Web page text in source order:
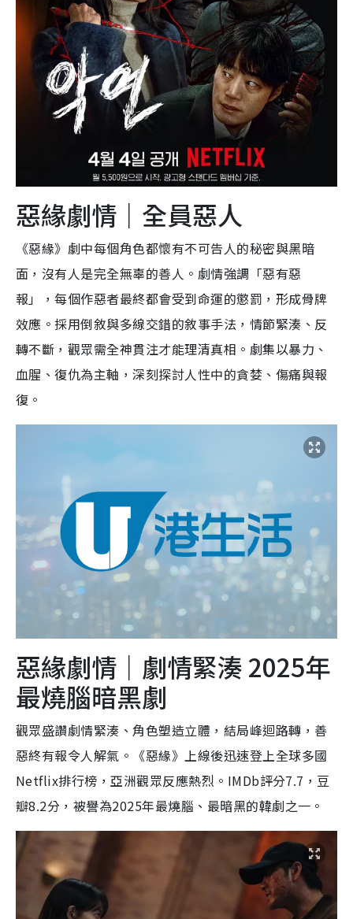
惡緣劇情｜全員惡人
《惡緣》劇中每個角色都懷有不可告人的秘密與黑暗
面，沒有人是完全無辜的善人。劇情強調「惡有惡
報」，每個作惡者最終都會受到命運的懲罰，形成骨牌
效應。採用倒敘與多線交錯的敘事手法，情節緊湊、反
轉不斷，觀眾需全神貫注才能理清真相。劇集以暴力、
血腥、復仇為主軸，深刻探討人性中的貪婪、傷痛與報
復。
惡緣劇情｜劇情緊湊 2025年
最燒腦暗黑劇
觀眾盛讚劇情緊湊、角色塑造立體，結局峰迴路轉，善
惡終有報令人解氣。《惡緣》上線後迅速登上全球多國
Netflix排行榜，亞洲觀眾反應熱烈。IMDb評分7.7，豆
瓣8.2分，被譽為2025年最燒腦、最暗黑的韓劇之一。